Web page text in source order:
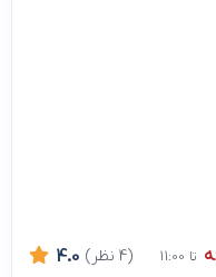
تا 11:00 4.0 (4 نظر)